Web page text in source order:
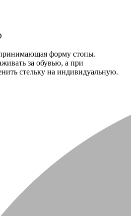
форму стопы.
за обувью, а при
стельку на индивидуальную.